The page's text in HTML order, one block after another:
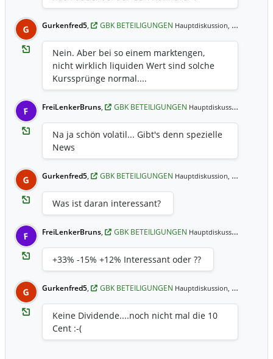
G Gurkenfred5, GBK BETEILIGUNGEN Hauptdiskussion,
Nein. Aber bei so einem marktengen,
nicht wirklich liquiden Wert sind solche
Kurssprünge normal....
F FreiLenkerBruns, GBK BETEILIGUNGEN Hauptdiskussion,
Na ja schön volatil... Gibt's denn spezielle
News
G Gurkenfred5, GBK BETEILIGUNGEN Hauptdiskussion,
Was ist daran interessant?
F FreiLenkerBruns, GBK BETEILIGUNGEN Hauptdiskussion,
+33% -15% +12% Interessant oder ??
G Gurkenfred5, GBK BETEILIGUNGEN Hauptdiskussion,
Keine Dividende....noch nicht mal die 10
Cent :-(